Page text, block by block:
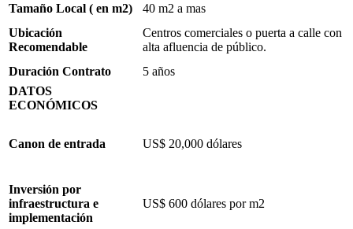
Tamaño Local ( en m2)
40 m2 a mas
Ubicación
Recomendable
Centros comerciales o puerta a calle con
alta afluencia de público.
Duración Contrato
5 años
DATOS
ECONÓMICOS
Canon de entrada US$ 20,000 dólares
Inversión por
infraestructura e
implementación
US$ 600 dólares por m2